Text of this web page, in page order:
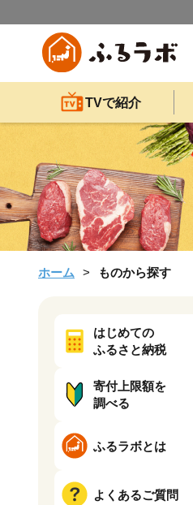
TVで紹介
ホーム ものから探す
はじめての
ふるさと納税
寄付上限額を
調べる
ふるラボとは
よくあるご質問